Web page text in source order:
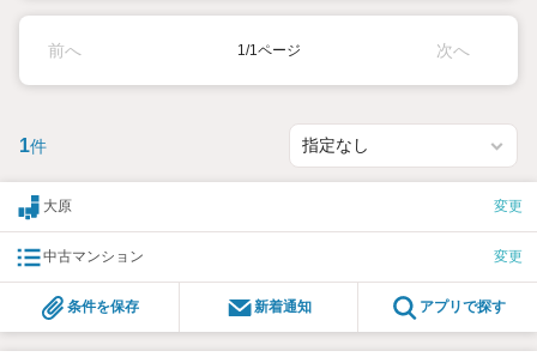
前へ 1/1ページ 次へ
1件
大原 変更
中古マンション 変更
条件を保存 新着通知 アプリで探す